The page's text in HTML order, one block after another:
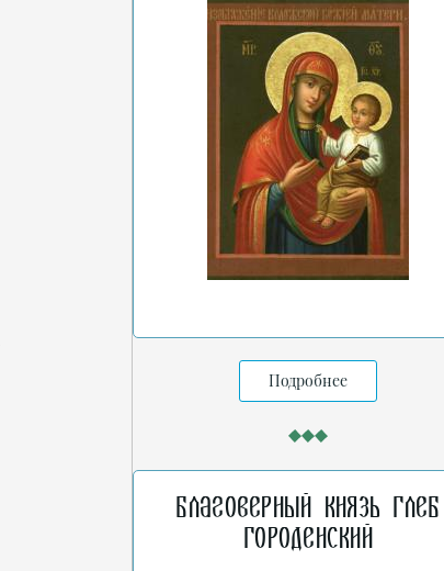
Подробнее
Благоверный князь Глеб
Городенский